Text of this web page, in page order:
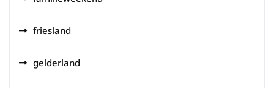
friesland
gelderland